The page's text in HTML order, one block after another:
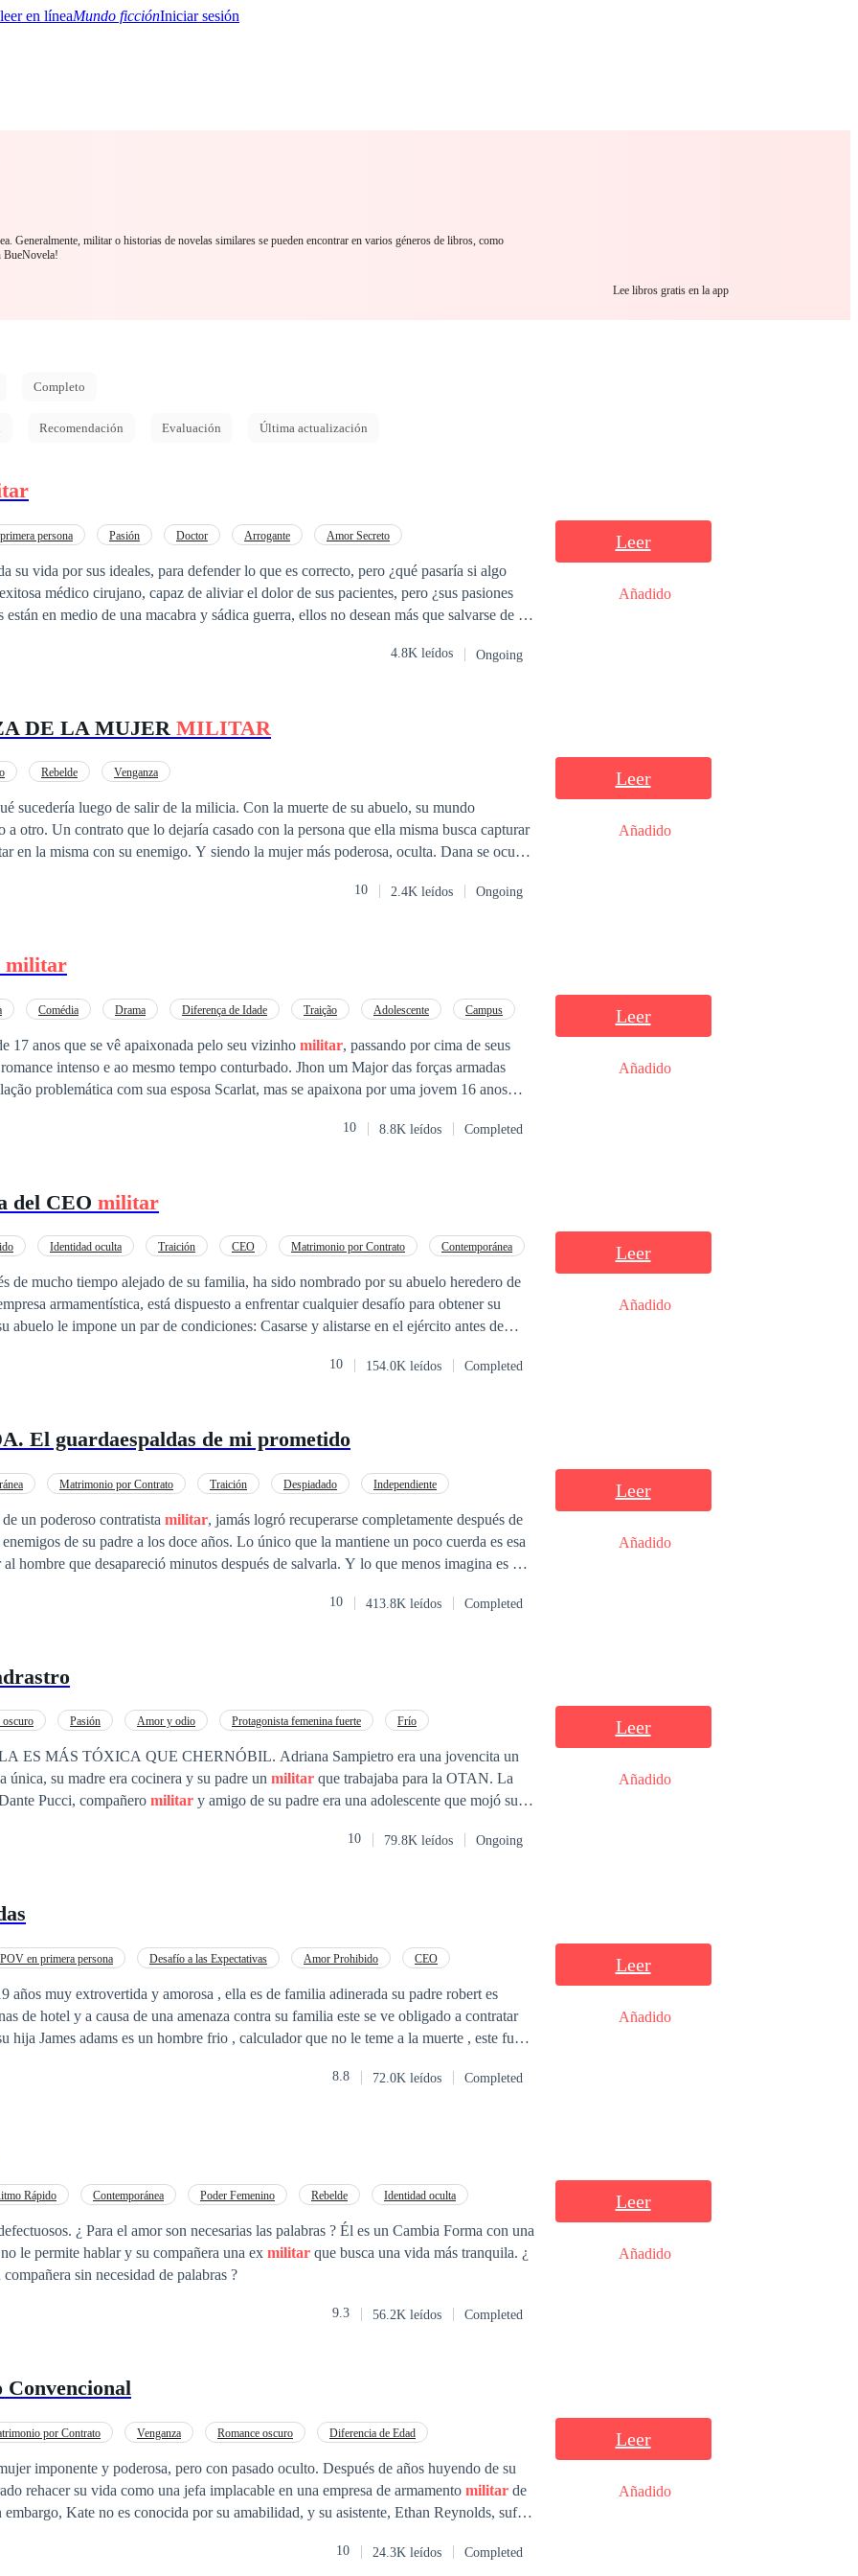
Mundo ficciónIniciar sesión
Generalmente, militar o historias de novelas similares se pueden encontrar en varios géneros de libros, como
BueNovela!
Lee libros gratis en la app
Completo
Recomendación Evaluación Última actualización
persona Pasión Doctor Arrogante
Amor Secreto
su vida por sus ideales, para defender lo que es correcto, pero ¿qué pasaría si algo
médico cirujano, capaz de aliviar el dolor de sus pacientes, pero ¿sus pasiones
están en medio de una macabra y sádica guerra, ellos no desean más que salvarse de su
que tienen mucho en común? Solo hay una forma de saberlo...
4.8K leídos Ongoing
Leer
Añadido
DE LA MUJER MILITAR
Rebelde Venganza
sucedería luego de salir de la milicia. Con la muerte de su abuelo, su mundo
a otro. Un contrato que lo dejaría casado con la persona que ella misma busca capturar
en la misma con su enemigo. Y siendo la mujer más poderosa, oculta. Dana se ocupa
amor, el odio, se cruzan y tiene que romper
10 2.4K leídos Ongoing
Leer
Añadido
militar
Comédia Drama Diferença de Idade Traição Adolescente Campus
17 anos que se vê apaixonada pelo seu vizinho militar, passando por cima de seus
e ao mesmo tempo conturbado. Jhon um Major das forças armadas
problemática com sua esposa Scarlat, mas se apaixona por uma jovem 16 anos
10 8.8K leídos Completed
Leer
Añadido
del CEO militar
Identidad oculta Traición CEO Matrimonio por Contrato
Contemporánea
de mucho tiempo alejado de su familia, ha sido nombrado por su abuelo heredero de
armamentística, está dispuesto a enfrentar cualquier desafío para obtener su
conspirando en su contra, para apoderarse de su fortuna. Por su parte, Emma
mundo lleno de peligros, los llevará por un camino de intriga y ambición, que pondrá
de Justin? Todos los derechos reservados. Registrada bajo el número 2307134818982 de fecha 13/07/2023.
10 154.0K leídos Completed
Leer
Añadido
El guardaespaldas de mi prometido
Matrimonio por Contrato Traición Despiadado
Independiente
un poderoso contratista militar, jamás logró recuperarse completamente después de
de su padre a los doce años. Lo único que la mantiene un poco cuerda es esa
que desapareció minutos después de salvarla. Y lo que menos imagina es que
letal, la ira de Dios en pantalones de campaña. El hombre que nunca ha
10 413.8K leídos Completed
Leer
Añadido
oscuro Pasión Amor y odio Protagonista femenina fuerte
Frío
QUE CHERNÓBIL. Adriana Sampietro era una jovencita un
única, su madre era cocinera y su padre un militar que trabajaba para la OTAN. La
Pucci, compañero militar y amigo de su padre era una adolescente que mojó sus
protegería a su esposa y su hija. Así que Dante se retiró del ejército e hizo lo que le
copas y ella le confiesa su amor pero él la rechaza. Entonces Adriana jura venganza
10 79.8K leídos Ongoing
Leer
Añadido
POV en primera persona Desafío a las Expectativas Amor Prohibido
CEO
años muy extrovertida y amorosa , ella es de familia adinerada su padre robert es
de hotel y a causa de una amenaza contra su familia este se ve obligado a contratar
un guardaspalda para su hija James adams es un hombre frio , calculador que no le teme a la muerte , este fue
no contaban era que aquella pequeña iba a hacer que el mundo de james diera una vuelta de 360 grados
8.8 72.0K leídos Completed
Leer
Añadido
Rápido Contemporánea Poder Femenino Rebelde Identidad oculta
? Él es un Cambia Forma con una
le permite hablar y su compañera una ex militar que busca una vida más tranquila. ¿
sin necesidad de palabras ?
9.3 56.2K leídos Completed
Leer
Añadido
Convencional
por Contrato Venganza Romance oscuro
Diferencia de Edad
imponente y poderosa, pero con pasado oculto. Después de años huyendo de su
rehacer su vida como una jefa implacable en una empresa de armamento militar de
Kate no es conocida por su amabilidad, y su asistente, Ethan Reynolds, sufre
no se sepa. La vida de Kate da un giro inesperado cuando alguien de su pasado
10 24.3K leídos Completed
Leer
Añadido